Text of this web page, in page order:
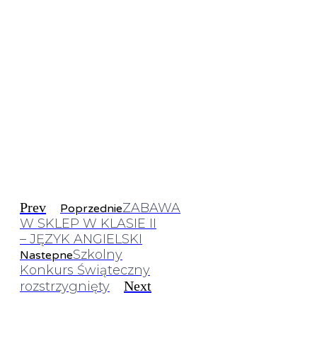
Prev PoprzednieZABAWA
W SKLEP W KLASIE II
– JĘZYK ANGIELSKI
NastepneSzkolny
Konkurs Świąteczny
rozstrzygnięty
Next